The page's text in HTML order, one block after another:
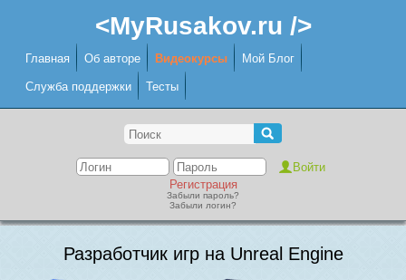
<MyRusakov.ru />
Главная Об авторе Видеокурсы Мой Блог
Служба поддержки Тесты
Регистрация
Забыли пароль?
Забыли логин?
Разработчик игр на Unreal Engine